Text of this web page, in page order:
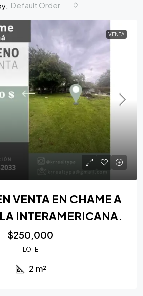
Default Order
VENTA
VENTA EN CHAME A
INTERAMERICANA.
$250,000
LOTE
2 m²